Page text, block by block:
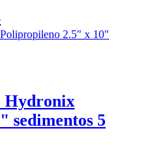
Hydronix
sedimentos 5